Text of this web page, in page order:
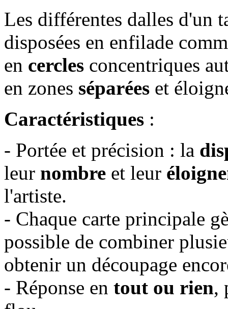
Les différentes dalles d'un
disposées en enfilade
en cercles concentriques
en zones séparées et
Caractéristiques :
- Portée et précision : la
leur nombre et leur
l'artiste.
- Chaque carte principale
possible de combiner
obtenir un découpage
- Réponse en tout ou rien,